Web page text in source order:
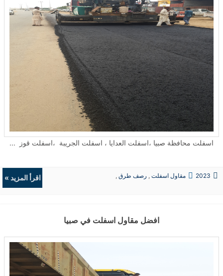
اسفلت محافظة صبيا ،اسفلت العدايا ، اسفلت الجريبة ،اسفلت قوز ...
2023 مقاول اسفلت , رصف طرق ,
اقرأ المزيد »
افضل مقاول اسفلت في صبيا